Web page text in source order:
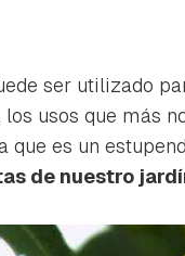
ser utilizado
usos que más
que es un
de nuestro